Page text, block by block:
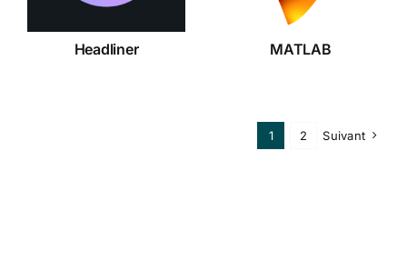
Headliner MATLAB
1 2 Suivant